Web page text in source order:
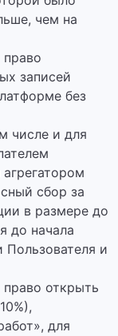
чем на
записей
без
числе и для
сбор за
в размере до
до начала
Пользователя и
открыть
для